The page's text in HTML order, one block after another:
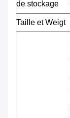
de stockage
Taille et Weigt